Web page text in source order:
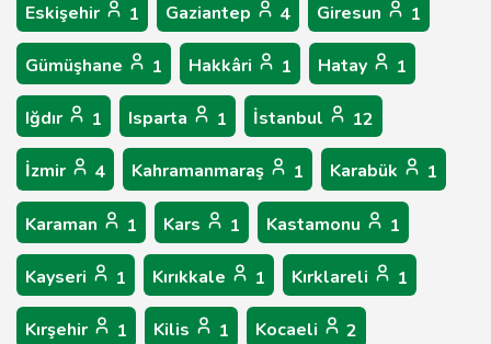
Eskişehir 1 Gaziantep 4 Giresun 1
Gümüşhane 1 Hakkâri 1 Hatay 1
Iğdır 1 Isparta 1 İstanbul 12
İzmir 4 Kahramanmaraş 1 Karabük 1
Karaman 1 Kars 1 Kastamonu 1
Kayseri 1 Kırıkkale 1 Kırklareli 1
Kırşehir 1 Kilis 1 Kocaeli 2